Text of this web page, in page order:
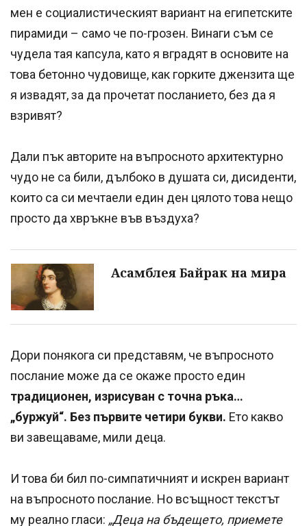
мен е социалистическият вариант на египетските
пирамиди – само че по-грозен. Винаги съм се
чудела тая капсула, като я вградят в основите на
това бетонно чудовище, как горките джензита ще
я извадят, за да прочетат посланието, без да я
взривят?
Дали пък авторите на въпросното архитектурно
чудо не са били, дълбоко в душата си, дисиденти,
които са си мечтаели един ден цялото това нещо
просто да хвръкне във въздуха?
Асамблея Байрак на мира
Дори понякога си представям, че въпросното
послание може да се окаже просто един
традиционен, изрисуван с точна ръка…
„буржуй“. Без първите четири букви. Ето какво
ви завещаваме, мили деца.
И това би бил по-симпатичният и искрен вариант
на въпросното послание. Но всъщност текстът
му реално гласи: „Деца на бъдещето, приемете